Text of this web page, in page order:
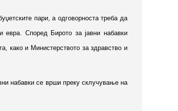
пари, а одговорноста треба да
евра. Според Бирото за јавни набавки
како и Министерството за здравство и
набавки се врши преку склучување на